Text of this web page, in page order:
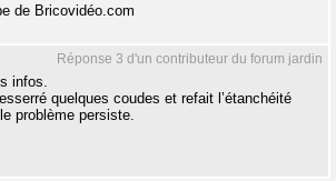
de Bricovidéo.com
Réponse 3 d'un contributeur du forum jardin
infos.
quelques coudes et refait l’étanchéité
problème persiste.